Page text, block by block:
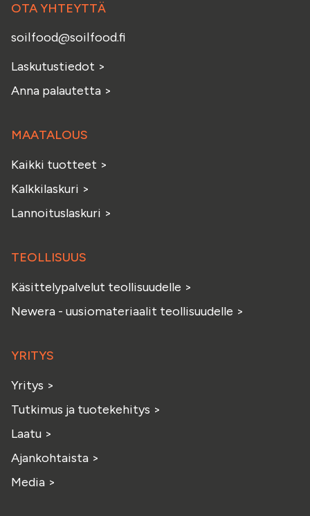
OTA YHTEYTTÄ
soilfood@soilfood.fi
Laskutustiedot >
Anna palautetta >
MAATALOUS
Kaikki tuotteet >
Kalkkilaskuri >
Lannoituslaskuri >
TEOLLISUUS
Käsittelypalvelut teollisuudelle >
Newera - uusiomateriaalit teollisuudelle >
YRITYS
Yritys >
Tutkimus ja tuotekehitys >
Laatu >
Ajankohtaista >
Media >